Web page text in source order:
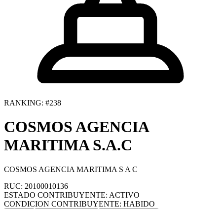
RANKING: #238
COSMOS AGENCIA
MARITIMA S.A.C
COSMOS AGENCIA MARITIMA S A C
RUC: 20100010136
ESTADO CONTRIBUYENTE: ACTIVO
CONDICION CONTRIBUYENTE: HABIDO